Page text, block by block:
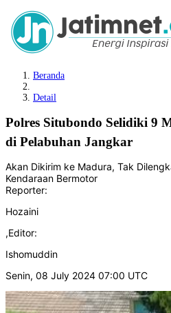
Beranda
Detail
Polres Situbondo Selidiki 9
di Pelabuhan Jangkar
Akan Dikirim ke Madura, Tak
Kendaraan Bermotor
Reporter:
Hozaini
,Editor:
Ishomuddin
Senin, 08 July 2024 07:00 UTC